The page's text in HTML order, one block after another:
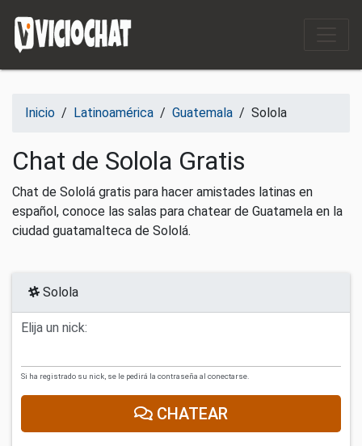
Inicio / Latinoamérica / Guatemala / Solola
Chat de Solola Gratis
Chat de Sololá gratis para hacer amistades latinas en
español, conoce las salas para chatear de Guatamela en la
ciudad guatamalteca de Sololá.
Solola
Elija un nick:
Si ha registrado su nick, se le pedirá la contraseña al conectarse.
CHATEAR